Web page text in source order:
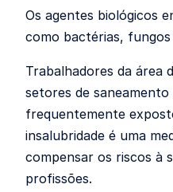
Os agentes biológicos
como bactérias,
Trabalhadores da área
setores de saneamento
frequentemente
insalubridade é uma
compensar os riscos à
profissões.